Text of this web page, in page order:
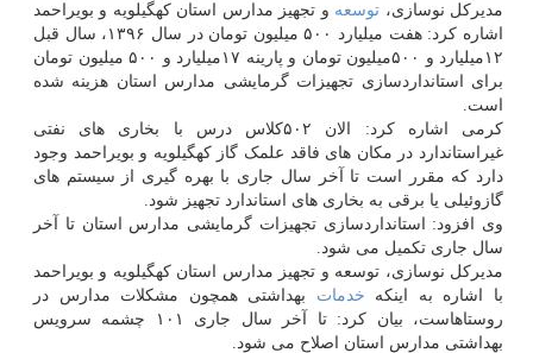
مدیرکل نوسازی، توسعه و تجهیز مدارس استان کهگیلویه و بویراحمد
اشاره کرد: هفت میلیارد ۵۰۰ میلیون تومان در سال ۱۳۹۶، سال قبل
۱۲میلیارد و ۵۰۰میلیون تومان و پارینه ۱۷میلیارد و ۵۰۰ میلیون تومان
برای استانداردسازی تجهیزات گرمایشی مدارس استان هزینه شده
است.
کرمی اشاره کرد: الان ۵۰۲کلاس درس با بخاری های نفتی
غیراستاندارد در مکان های فاقد علمک گاز کهگیلویه و بویراحمد وجود
دارد که مقرر است تا آخر سال جاری با بهره گیری از سیستم های
گازوئیلی یا برقی به بخاری های استاندارد تجهیز شود.
وی افزود: استانداردسازی تجهیزات گرمایشی مدارس استان تا آخر
سال جاری تکمیل می شود.
مدیرکل نوسازی، توسعه و تجهیز مدارس استان کهگیلویه و بویراحمد
با اشاره به اینکه خدمات بهداشتی همچون مشکلات مدارس در
روستاهاست، بیان کرد: تا آخر سال جاری ۱۰۱ چشمه سرویس
بهداشتی مدارس استان اصلاح می شود.